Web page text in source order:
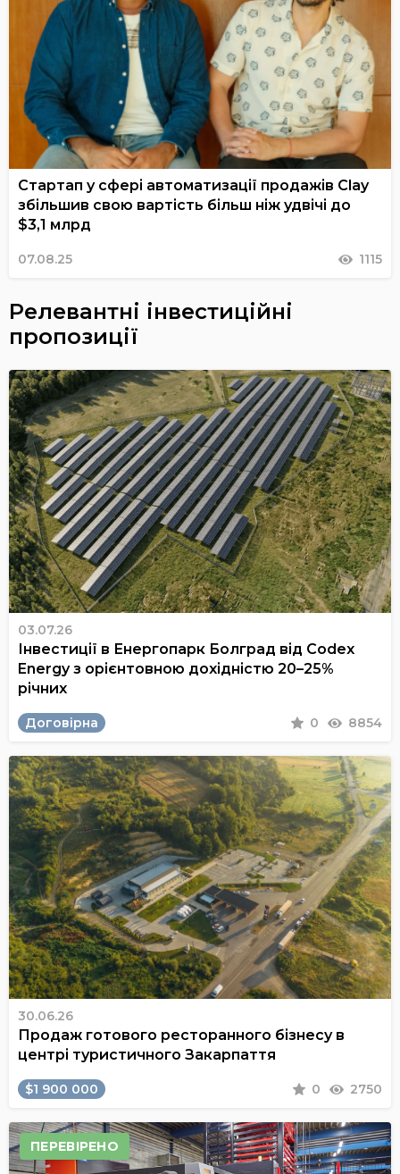
Стартап у сфері автоматизації продажів Clay
збільшив свою вартість більш ніж удвічі до
$3,1 млрд
07.08.25 1115
Релевантні інвестиційні
пропозиції
03.07.26
Інвестиції в Енергопарк Болград від Codex
Energy з орієнтовною дохідністю 20–25%
річних
Договірна 0 8854
30.06.26
Продаж готового ресторанного бізнесу в
центрі туристичного Закарпаття
$1 900 000 0 2750
ПЕРЕВІРЕНО